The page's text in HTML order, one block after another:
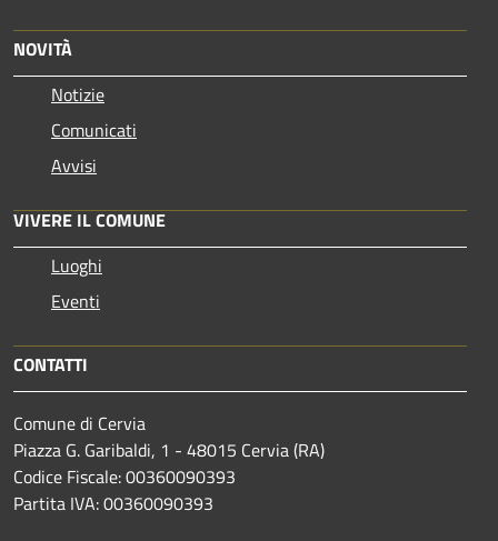
NOVITÀ
Notizie
Comunicati
Avvisi
VIVERE IL COMUNE
Luoghi
Eventi
CONTATTI
Comune di Cervia
Piazza G. Garibaldi, 1 - 48015 Cervia (RA)
Codice Fiscale: 00360090393
Partita IVA: 00360090393